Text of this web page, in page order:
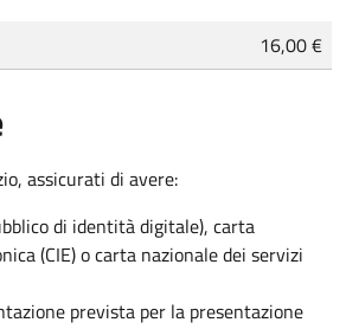
16,00 €
assicurati di avere:
di identità digitale), carta
(CIE) o carta nazionale dei servizi
prevista per la presentazione